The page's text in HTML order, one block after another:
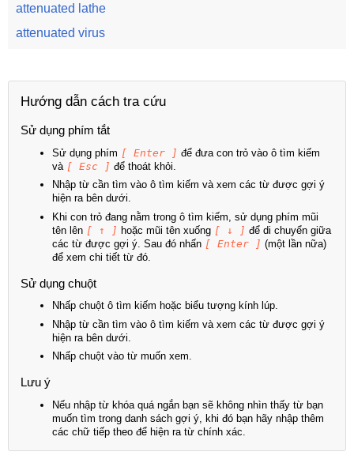
attenuated lathe
attenuated virus
Hướng dẫn cách tra cứu
Sử dụng phím tắt
Sử dụng phím [ Enter ] để đưa con trỏ vào ô tìm kiếm
và [ Esc ] để thoát khỏi.
Nhập từ cần tìm vào ô tìm kiếm và xem các từ được gợi ý
hiện ra bên dưới.
Khi con trỏ đang nằm trong ô tìm kiếm, sử dụng phím mũi
tên lên [ ↑ ] hoặc mũi tên xuống [ ↓ ] để di chuyển giữa
các từ được gợi ý. Sau đó nhấn [ Enter ] (một lần nữa)
để xem chi tiết từ đó.
Sử dụng chuột
Nhấp chuột ô tìm kiếm hoặc biểu tượng kính lúp.
Nhập từ cần tìm vào ô tìm kiếm và xem các từ được gợi ý
hiện ra bên dưới.
Nhấp chuột vào từ muốn xem.
Lưu ý
Nếu nhập từ khóa quá ngắn bạn sẽ không nhìn thấy từ bạn
muốn tìm trong danh sách gợi ý, khi đó bạn hãy nhập thêm
các chữ tiếp theo để hiện ra từ chính xác.